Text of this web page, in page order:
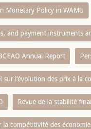
Monetary Policy in WAMU
and payment instruments
Annual Report
sur l‘évolution des prix à la
Revue de la stabilité
la compétitivité des